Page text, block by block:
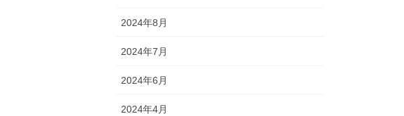
2024年8月
2024年7月
2024年6月
2024年4月